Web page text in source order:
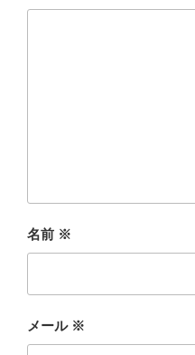
名前 ※
メール ※